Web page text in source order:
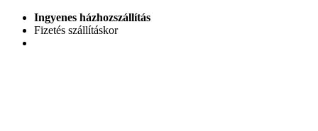
Ingyenes házhozszállítás
Fizetés szállításkor